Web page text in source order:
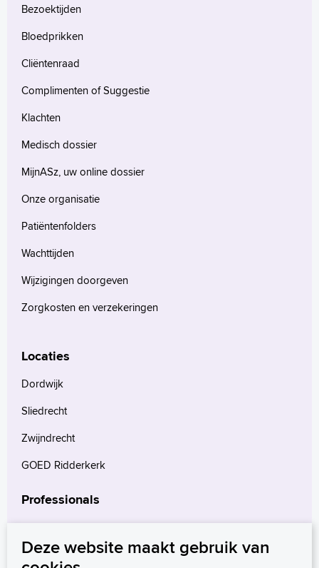
Bezoektijden
Bloedprikken
Cliëntenraad
Complimenten of Suggestie
Klachten
Medisch dossier
MijnASz, uw online dossier
Onze organisatie
Patiëntenfolders
Wachttijden
Wijzigingen doorgeven
Zorgkosten en verzekeringen
Locaties
Dordwijk
Sliedrecht
Zwijndrecht
GOED Ridderkerk
Professionals
Verwijzers
Wetenschappelijk onderzoek
Deze website maakt gebruik van